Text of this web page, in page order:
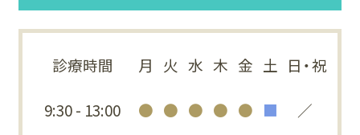
診療時間 月 火 水 木 金 土 日・祝
9:30 - 13:00 ● ● ● ● ● ■ ／